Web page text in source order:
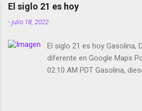
El siglo 21 es hoy
-julio 18, 2022
El siglo 21 es hoy Gasolina,
diferente en Google Maps
02:10 AM PDT Gasolina,